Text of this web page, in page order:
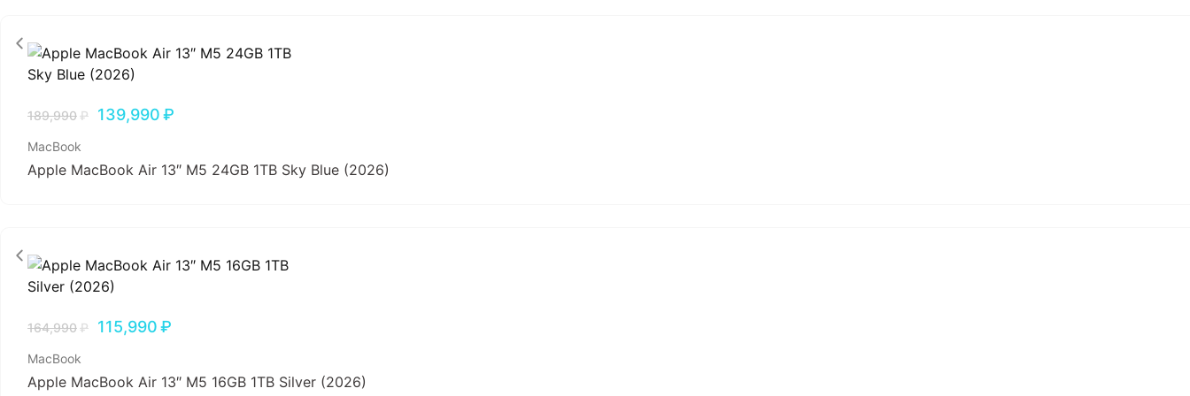
189,990₽ 139,990₽
MacBook
Apple MacBook Air 13″ M5 24GB 1TB Sky Blue (2026)
164,990₽ 115,990₽
MacBook
Apple MacBook Air 13″ M5 16GB 1TB Silver (2026)